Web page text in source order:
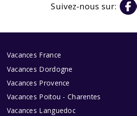
Suivez-nous sur:
Vacances France
Vacances Dordogne
Vacances Provence
Vacances Poitou - Charentes
Vacances Languedoc